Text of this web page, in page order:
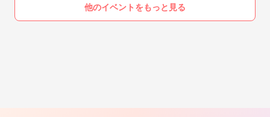
他のイベントをもっと見る